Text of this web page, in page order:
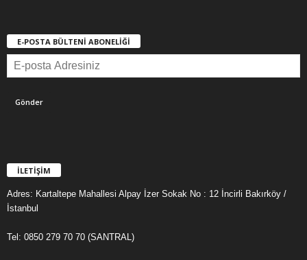
E-POSTA BÜLTENİ ABONELİĞİ
İLETİŞİM
Adres: Kartaltepe Mahallesi Alpay İzer Sokak No : 12 İncirli Bakırköy /
İstanbul
Tel: 0850 279 70 70 (SANTRAL)